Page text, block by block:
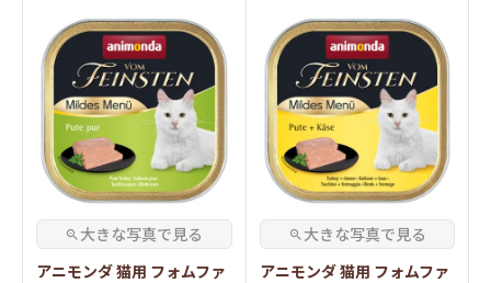
アニモンダ 猫用 フォムファ アニモンダ 猫用 フォムファ